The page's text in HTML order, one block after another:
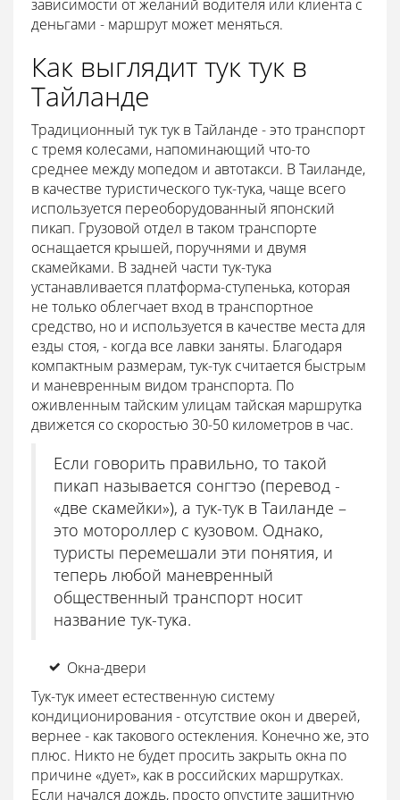
зависимости от желаний водителя или клиента с
деньгами - маршрут может меняться.
Как выглядит тук тук в
Тайланде
Традиционный тук тук в Тайланде - это транспорт
с тремя колесами, напоминающий что-то
среднее между мопедом и автотакси. В Таиланде,
в качестве туристического тук-тука, чаще всего
используется переоборудованный японский
пикап. Грузовой отдел в таком транспорте
оснащается крышей, поручнями и двумя
скамейками. В задней части тук-тука
устанавливается платформа-ступенька, которая
не только облегчает вход в транспортное
средство, но и используется в качестве места для
езды стоя, - когда все лавки заняты. Благодаря
компактным размерам, тук-тук считается быстрым
и маневренным видом транспорта. По
оживленным тайским улицам тайская маршрутка
движется со скоростью 30-50 километров в час.
Если говорить правильно, то такой
пикап называется сонгтэо (перевод -
«две скамейки»), а тук-тук в Таиланде –
это мотороллер с кузовом. Однако,
туристы перемешали эти понятия, и
теперь любой маневренный
общественный транспорт носит
название тук-тука.
Окна-двери
Тук-тук имеет естественную систему
кондиционирования - отсутствие окон и дверей,
вернее - как такового остекления. Конечно же, это
плюс. Никто не будет просить закрыть окна по
причине «дует», как в российских маршрутках.
Если начался дождь, просто опустите защитную